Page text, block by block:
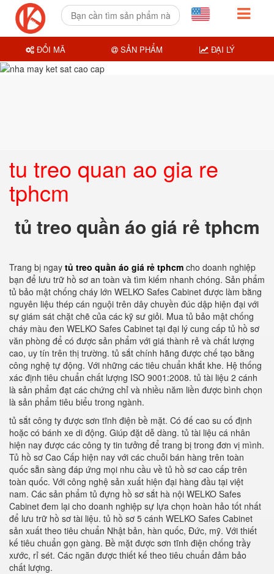
tu treo quan ao gia re
tphcm
tủ treo quần áo giá rẻ tphcm
Trang bị ngay tủ treo quần áo giá rẻ tphcm cho doanh nghiệp
bạn để lưu trữ hồ sơ an toàn và tìm kiếm nhanh chóng. Sản phẩm
tủ bảo mật chống cháy lớn WELKO Safes Cabinet được làm bằng
nguyên liệu thép cán nguội trên dây chuyền đúc dập hiện đại với
sự giám sát chặt chẽ của các kỹ sư giỏi. Mua tủ bảo mật chống
cháy màu đen WELKO Safes Cabinet tại đại lý cung cấp tủ hồ sơ
văn phòng để có được sản phẩm với giá thành rẻ và chất lượng
cao, uy tín trên thị trường. tủ sắt chính hãng được chế tạo bằng
công nghệ tự động. Với những các tiêu chuẩn khắt khe. Hệ thống
xác định tiêu chuẩn chất lượng ISO 9001:2008. tủ tài liệu 2 cánh
là sản phẩm đạt các chứng chỉ và nhiều năm liền được bình chọn
là sản phẩm tiêu biểu trong ngành.
tủ sắt công ty được sơn tĩnh điện bề mặt. Có đế cao su cố định
hoặc có bánh xe di động. Giúp đặt dễ dàng. tủ tài liệu cá nhân
hiện nay được các công ty tin tưởng để trang bị trong đơn vị mình.
Tủ hồ sơ Cao Cấp hiện nay với các chuỗi bán hàng trên toàn
quốc sẵn sàng đáp ứng mọi nhu cầu về tủ hồ sơ cao cấp trên
toàn quốc. Với công nghệ sản xuất hiện đại hàng đầu tại việt
nam. Các sản phẩm tủ đựng hồ sơ sắt hà nội WELKO Safes
Cabinet đem lại cho doanh nghiệp sự lựa chọn hoàn hảo tốt nhất
để lưu trữ hồ sơ tài liệu. tủ hồ sơ 5 cánh WELKO Safes Cabinet
sản xuất theo tiêu chuẩn Nhật bản, hàn quốc, Đức, mỹ. Với thiết
kế tiêu chuẩn gọn gàng. Bề mặt được sơn tĩnh điện chống trầy
xước, rỉ sét. Các ngăn được thiết kế theo tiêu chuẩn đảm bảo
chất lượng.
ĐỔI MÃ SẢN PHẨM ĐẠI LÝ